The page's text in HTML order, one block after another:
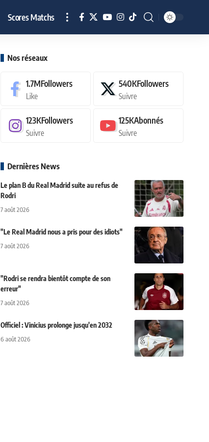
Scores Matchs
Nos réseaux
1.7MFollowers
Like
540KFollowers
Suivre
123KFollowers
Suivre
125KAbonnés
Suivre
Dernières News
Le plan B du Real Madrid suite au refus de
Rodri
7 août 2026
"Le Real Madrid nous a pris pour des idiots"
7 août 2026
"Rodri se rendra bientôt compte de son
erreur"
7 août 2026
Officiel : Vinicius prolonge jusqu'en 2032
6 août 2026